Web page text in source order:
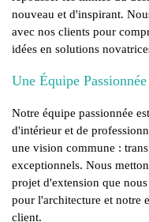
nouveau et d'inspirant.
avec nos clients pour
idées en solutions
Une Équipe Passionnée
Notre équipe passionnée
d'intérieur et de
une vision commune :
exceptionnels. Nous
projet d'extension que
pour l'architecture et notre
client.